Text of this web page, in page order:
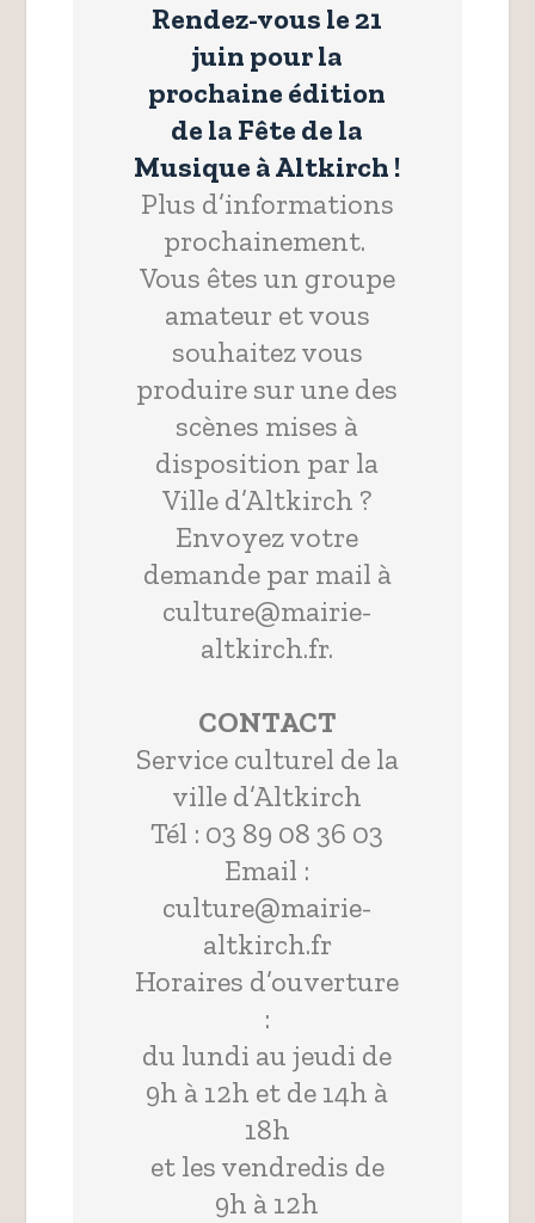
Rendez-vous le 21
juin pour la
prochaine édition
de la Fête de la
Musique à Altkirch !
Plus d’informations
prochainement.
Vous êtes un groupe
amateur et vous
souhaitez vous
produire sur une des
scènes mises à
disposition par la
Ville d’Altkirch ?
Envoyez votre
demande par mail à
culture@mairie-
altkirch.fr.
CONTACT
Service culturel de la
ville d’Altkirch
Tél : 03 89 08 36 03
Email :
culture@mairie-
altkirch.fr
Horaires d’ouverture
:
du lundi au jeudi de
9h à 12h et de 14h à
18h
et les vendredis de
9h à 12h